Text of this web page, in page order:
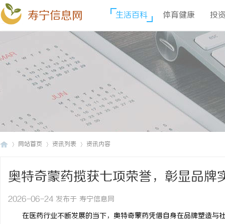
寿宁信息网 生活百科 体育健康 投
网站首页 资讯列表 资讯内容
奥特奇蒙药揽获七项荣誉，彰显品牌
2026-06-24 发布于 寿宁信息网
在医药行业不断发展的当下，奥特奇蒙药凭借自身在品牌塑造与